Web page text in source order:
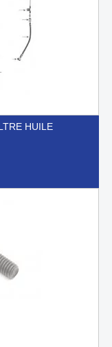
HUILE